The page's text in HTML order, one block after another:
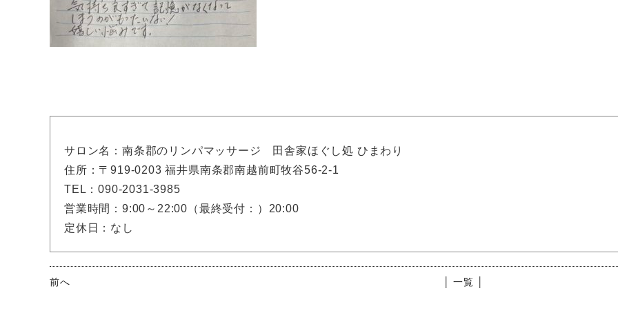
サロン名：南条郡のリンパマッサージ 田舎家ほぐし処 ひまわり
住所：〒919-0203 福井県南条郡南越前町牧谷56-2-1
TEL：090-2031-3985
営業時間：9:00～22:00（最終受付：）20:00
定休日：なし
前へ │ 一覧 │